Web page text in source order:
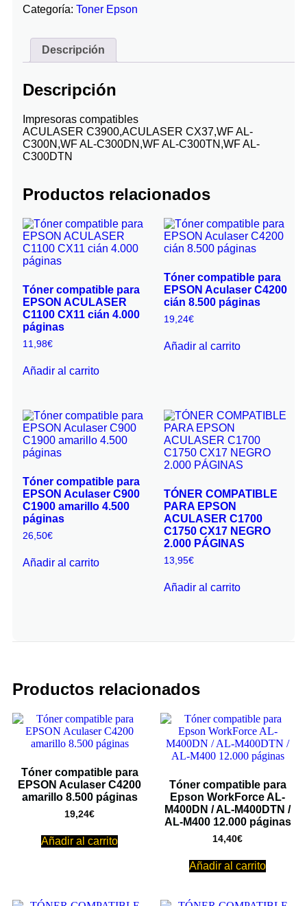
Categoría: Toner Epson
Descripción
Descripción
Impresoras compatibles
ACULASER C3900,ACULASER CX37,WF AL-
C300N,WF AL-C300DN,WF AL-C300TN,WF AL-
C300DTN
Productos relacionados
Tóner compatible para
EPSON ACULASER
C1100 CX11 cián 4.000
páginas
11,98€
Añadir al carrito
Tóner compatible para
EPSON Aculaser C4200
cián 8.500 páginas
19,24€
Añadir al carrito
Tóner compatible para
EPSON Aculaser C900
C1900 amarillo 4.500
páginas
26,50€
Añadir al carrito
TÓNER COMPATIBLE
PARA EPSON
ACULASER C1700
C1750 CX17 NEGRO
2.000 PÁGINAS
13,95€
Añadir al carrito
Productos relacionados
Tóner compatible para
EPSON Aculaser C4200
amarillo 8.500 páginas
19,24€
Añadir al carrito
Tóner compatible para
Epson WorkForce AL-
M400DN / AL-M400DTN /
AL-M400 12.000 páginas
14,40€
Añadir al carrito